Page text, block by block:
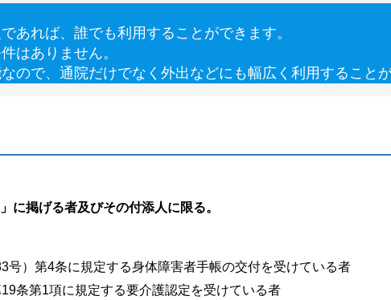
あれば、誰でも利用することができます。
はありません。
ので、通院だけでなく外出などにも幅広く利用することが
掲げる者及びその付添人に限る。
号）第4条に規定する身体障害者手帳の交付を受けている者
条第1項に規定する要介護認定を受けている者